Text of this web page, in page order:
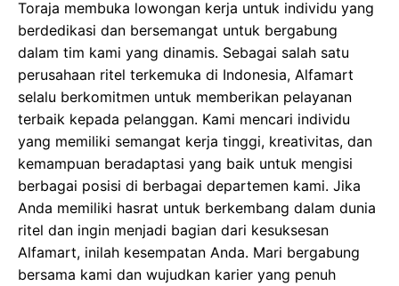
Toraja membuka lowongan kerja untuk individu yang
berdedikasi dan bersemangat untuk bergabung
dalam tim kami yang dinamis. Sebagai salah satu
perusahaan ritel terkemuka di Indonesia, Alfamart
selalu berkomitmen untuk memberikan pelayanan
terbaik kepada pelanggan. Kami mencari individu
yang memiliki semangat kerja tinggi, kreativitas, dan
kemampuan beradaptasi yang baik untuk mengisi
berbagai posisi di berbagai departemen kami. Jika
Anda memiliki hasrat untuk berkembang dalam dunia
ritel dan ingin menjadi bagian dari kesuksesan
Alfamart, inilah kesempatan Anda. Mari bergabung
bersama kami dan wujudkan karier yang penuh